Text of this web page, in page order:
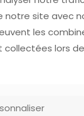
site avec
les
collectées lors